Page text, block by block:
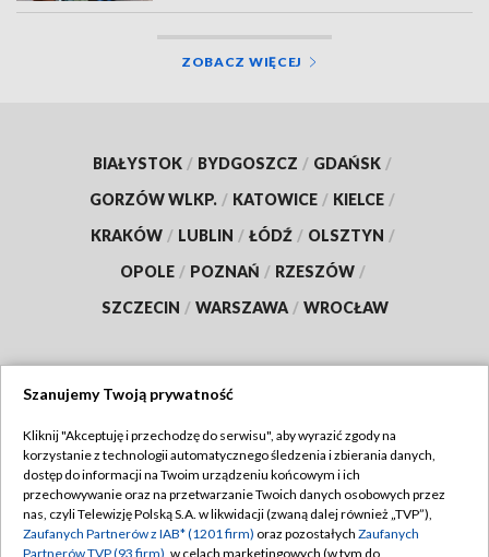
ZOBACZ WIĘCEJ
BIAŁYSTOK / BYDGOSZCZ / GDAŃSK /
GORZÓW WLKP. / KATOWICE / KIELCE /
KRAKÓW / LUBLIN / ŁÓDŹ / OLSZTYN /
OPOLE / POZNAŃ / RZESZÓW /
SZCZECIN / WARSZAWA / WROCŁAW
TVP
Abonament TVP
Emisja w TVP
Regulamin TVP
Polityka prywatności
Szanujemy Twoją prywatność
Kliknij "Akceptuję i przechodzę do serwisu", aby wyrazić zgody na
korzystanie z technologii automatycznego śledzenia i zbierania danych,
dostęp do informacji na Twoim urządzeniu końcowym i ich
przechowywanie oraz na przetwarzanie Twoich danych osobowych przez
nas, czyli Telewizję Polską S.A. w likwidacji (zwaną dalej również „TVP”),
Zaufanych Partnerów z IAB* (1201 firm) oraz pozostałych Zaufanych
Partnerów TVP (93 firm) , w celach marketingowych (w tym do